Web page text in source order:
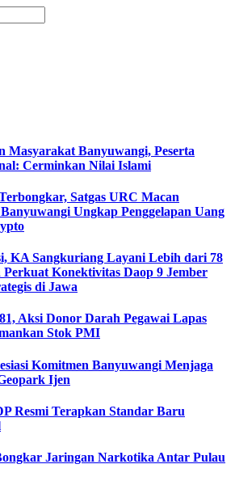
Masyarakat Banyuwangi, Peserta
Cerminkan Nilai Islami
Satgas URC Macan
Ungkap Penggelapan Uang
KA Sangkuriang Layani Lebih dari 78
Konektivitas Daop 9 Jember
di Jawa
Aksi Donor Darah Pegawai Lapas
Stok PMI
Komitmen Banyuwangi Menjaga
Ijen
Resmi Terapkan Standar Baru
Jaringan Narkotika Antar Pulau